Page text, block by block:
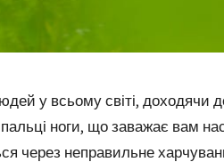
у ​​всьому світі, доходячи
ноги, що заважає вам
через неправильне